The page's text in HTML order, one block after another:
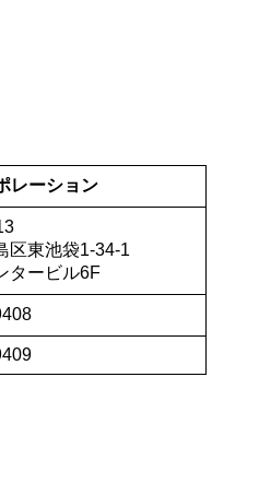
レーション
区東池袋1-34-1
タービル6F